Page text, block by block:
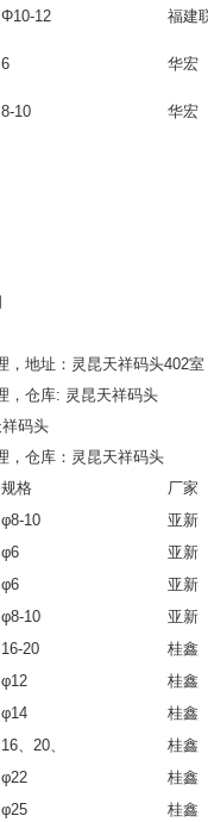
Φ10-12 福建
6 华宏
8-10 华宏
，地址：灵昆天祥码头402室
叶经理，仓库: 灵
昆天祥码头
，仓库：灵昆天祥码头
规格
厂家
φ8-10
亚新
φ6
亚新
φ6
亚新
φ8-10
亚新
16-20
桂鑫
φ12
桂鑫
φ14
桂鑫
16、20、
桂鑫
φ22
桂鑫
φ25
桂鑫